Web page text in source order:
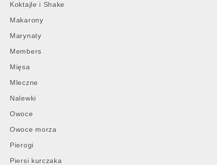
Koktajle i Shake
Makarony
Marynaty
Members
Mięsa
Mleczne
Nalewki
Owoce
Owoce morza
Pierogi
Piersi kurczaka